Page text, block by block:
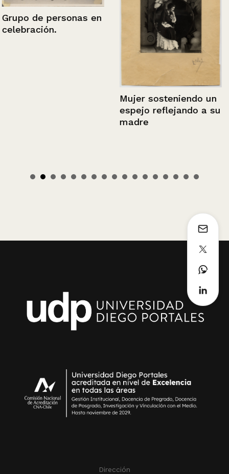
Grupo de personas en
celebración.
Mujer sosteniendo un
espejo reflejando a su
madre
Dirección